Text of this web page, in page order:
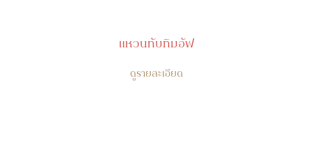
แหวนทับทิมอัฟ
ดูรายละเอียด